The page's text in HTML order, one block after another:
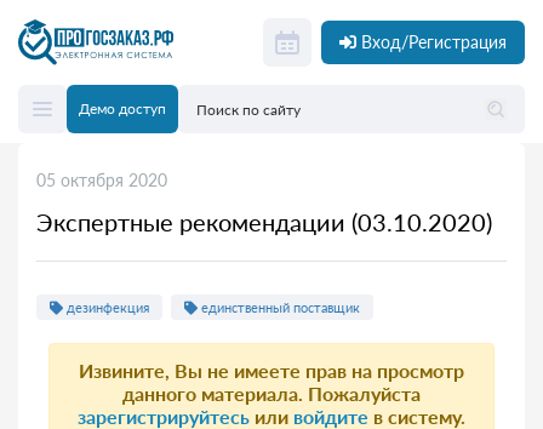
Вход/Регистрация
Демо доступ
05 октября 2020
Экспертные рекомендации (03.10.2020)
дезинфекция единственный поставщик
Извините, Вы не имеете прав на просмотр
данного материала. Пожалуйста
зарегистрируйтесь или войдите в систему.